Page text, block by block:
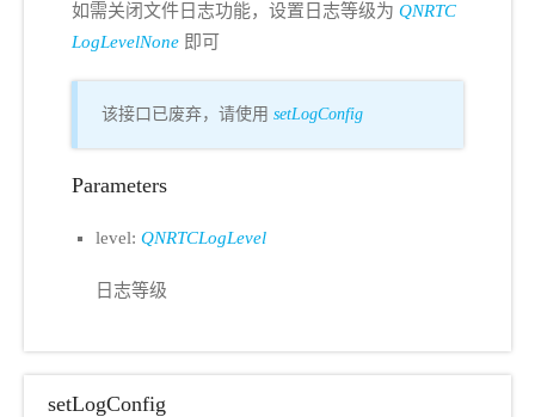
如需关闭文件日志功能，设置日志等级为 QNRTC
LogLevelNone 即可
该接口已废弃，请使用 setLogConfig
Parameters
level: QNRTCLogLevel
日志等级
setLogConfig